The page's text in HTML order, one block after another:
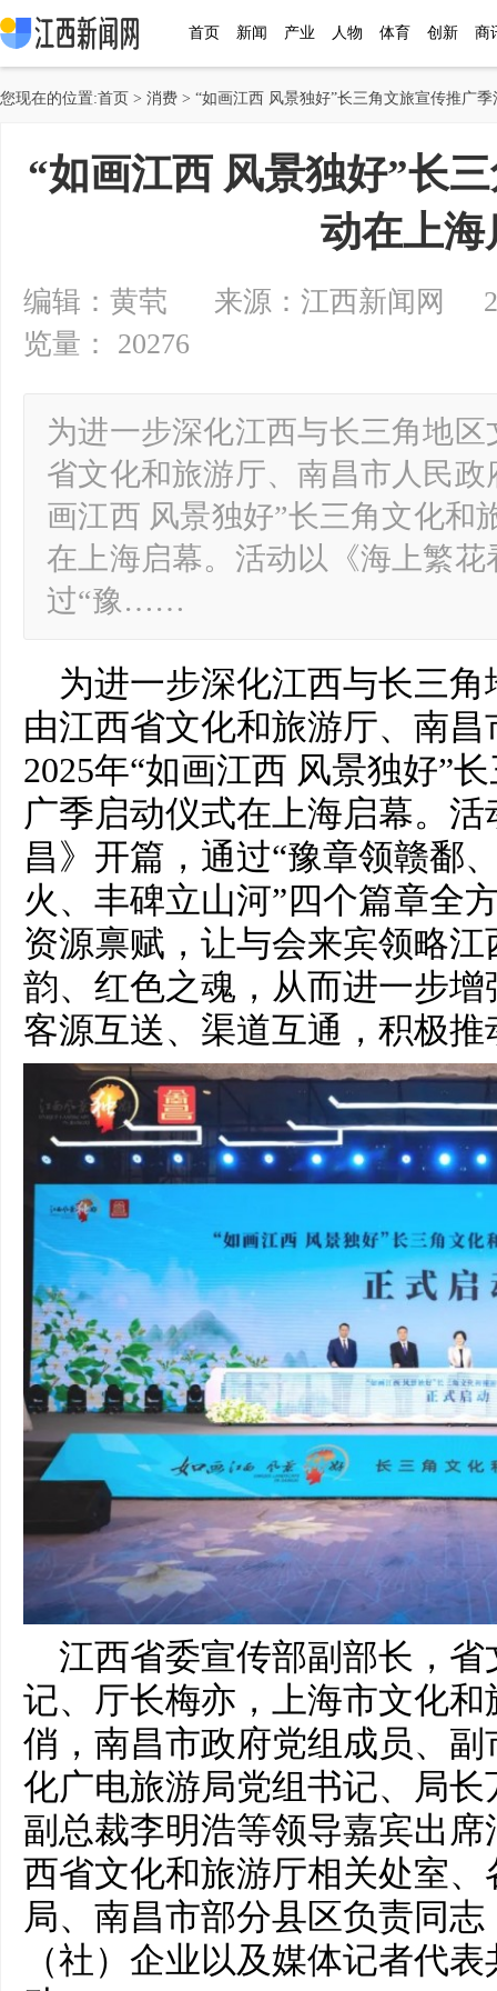
首页 新闻 产业 人物 体育 创新 商
您现在的位置:首页 > 消费 > “如画江西 风景独好”长三角文旅宣传推广
“如画江西 风景独好”长
动在上海
编辑：黄茕 来源：江西新闻网
览量： 20276
为进一步深化江西与长三角地
省文化和旅游厅、南昌市人民政
画江西 风景独好”长三角文化和
在上海启幕。活动以《海上繁
过“豫……
为进一步深化江西与长三
由江西省文化和旅游厅、南
2025年“如画江西 风景独好”
广季启动仪式在上海启幕。
昌》开篇，通过“豫章领赣鄱
火、丰碑立山河”四个篇章全
资源禀赋，让与会来宾领略
韵、红色之魂，从而进一步
客源互送、渠道互通，积极推
江西省委宣传部副部长，
记、厅长梅亦，上海市文化
俏，南昌市政府党组成员、
化广电旅游局党组书记、局
副总裁李明浩等领导嘉宾出
西省文化和旅游厅相关处室
局、南昌市部分县区负责同
（社）企业以及媒体记者代